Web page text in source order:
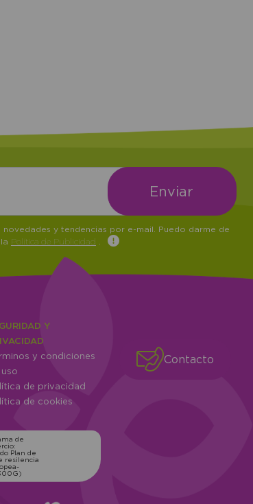
y tendencias por e-mail. Puedo darme de
Política de Publicidad
Y
y condiciones
de privacidad
de cookies
de
Plan de
resilencia
Contacto